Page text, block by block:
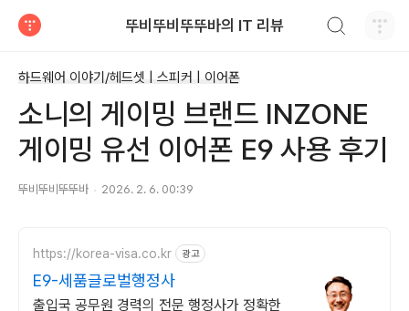
뚜비뚜비뚜뚜바의 IT 리뷰
하드웨어 이야기/헤드셋 | 스피커 | 이어폰
소니의 게이밍 브랜드 INZONE
게이밍 유선 이어폰 E9 사용 후기
뚜비뚜비뚜뚜바 2026. 2. 6. 00:39
https://korea-visa.co.kr 광고
E9-세품글로벌행정사
출입국 공무원 경력의 전문 행정사가 정확한